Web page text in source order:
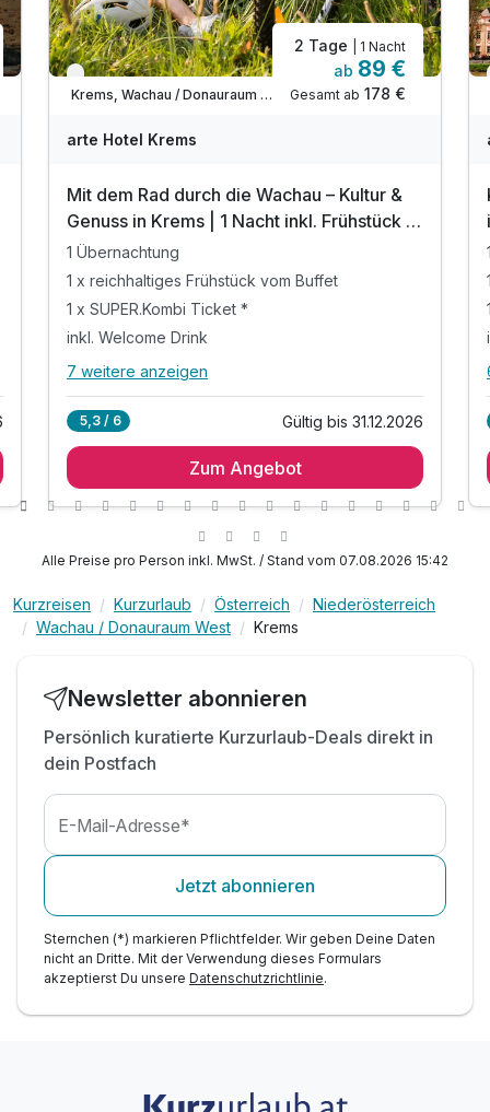
Verfügbar bis Dezember
Krems, Wachau / Donauraum West
2 Tage | 1 Nacht
ab 89 €
Gesamt ab 178 €
arte Hotel Krems
Mit dem Rad durch die Wachau – Kultur &
Genuss in Krems | 1 Nacht inkl. Frühstück &
Kombikarte
1 Übernachtung
1 x reichhaltiges Frühstück vom Buffet
1 x SUPER.Kombi Ticket *
inkl. Welcome Drink
Alle Inklusivleistungen
1 x reichhaltiges Frühstück vom Buffet
1 x SUPER.Kombi Ticket *
inkl. süßer Abschiedsgruß bei Abreise
inkl. Informationsmaterial der Region
inkl. WLAN-Nutzung
Tipp 1: Raderlebnis entlang der Donau
7 weitere anzeigen
5,3 / 6 Gültig bis 31.12.2026
Zum Angebot
Alle Preise pro Person inkl. MwSt. / Stand vom 07.08.2026 15:42
Kurzreisen Kurzurlaub Österreich
Niederösterreich
Wachau / Donauraum West
Krems
Newsletter abonnieren
Persönlich kuratierte Kurzurlaub-Deals direkt in
dein Postfach
E-Mail-Adresse*
Jetzt abonnieren
Sternchen (*) markieren Pflichtfelder. Wir geben Deine Daten
nicht an Dritte. Mit der Verwendung dieses Formulars
akzeptierst Du unsere Datenschutzrichtlinie.